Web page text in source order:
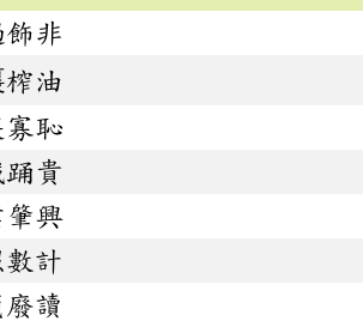
非
油
恥
踊貴
興
計
讀